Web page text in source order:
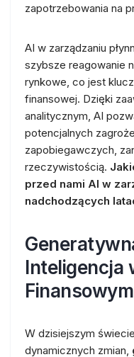
zapotrzebowania na
AI w zarządzaniu
szybsze reagowanie
rynkowe, co jest
finansowej. Dzięki
analitycznym, AI
potencjalnych
zapobiegawczych,
rzeczywistością.
przed nami AI w
nadchodzących
Inteligencja
Finansowym
W dzisiejszym
dynamicznych zmian,